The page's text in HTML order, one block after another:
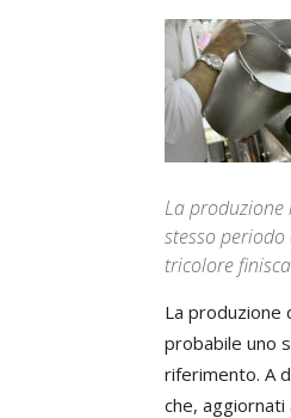
La
stesso
tricolore
La produzione
probabile uno
riferimento. A
che,